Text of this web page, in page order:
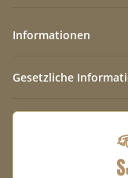
Informationen
Gesetzliche